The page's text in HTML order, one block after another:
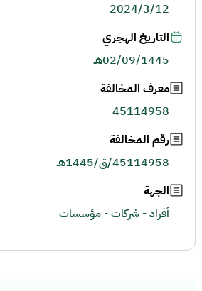
2024/3/12
التاريخ الهجري
02/09/1445هـ
معرف المخالفة
45114958
رقم المخالفة
45114958/ق/1445هـ
الجهة
أفراد - شركات - مؤسسات